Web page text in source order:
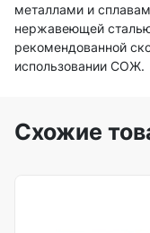
металлами и
нержавеющей
рекомендованной
использовании СОЖ.
Схожие